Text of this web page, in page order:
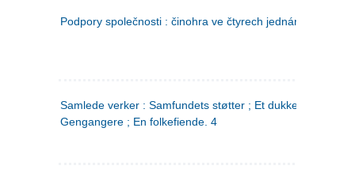
Podpory společnosti : činohra ve čtyrech jednáních
Samlede verker : Samfundets støtter ; Et dukkehjem ;
Gengangere ; En folkefiende. 4